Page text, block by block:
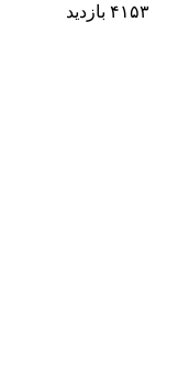
۴۱۵۳ بازدید